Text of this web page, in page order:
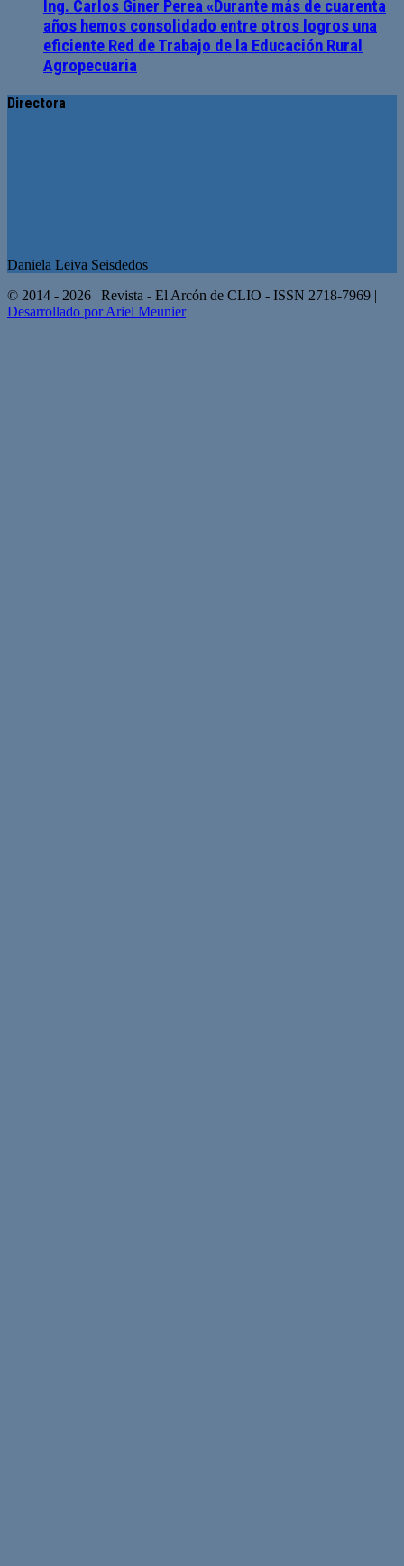
Ing. Carlos Giner Perea «Durante más de cuarenta
años hemos consolidado entre otros logros una
eficiente Red de Trabajo de la Educación Rural
Agropecuaria
Directora
Daniela Leiva Seisdedos
© 2014 - 2026 | Revista - El Arcón de CLIO - ISSN 2718-7969 |
Desarrollado por Ariel Meunier